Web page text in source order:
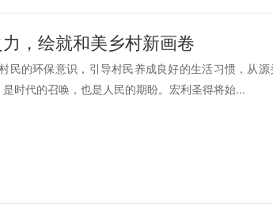
，绘就和美乡村新画卷
民的环保意识，引导村民养成良好的生活习惯，从
时代的召唤，也是人民的期盼。宏利圣得将始...